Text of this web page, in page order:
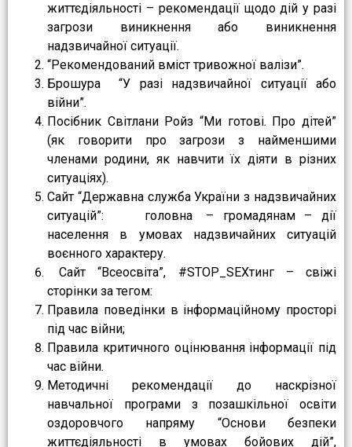
життєдіяльності – рекомендації щодо дій у разі
загрози виникнення або виникнення
надзвичайної ситуації.
“Рекомендований вміст тривожної валізи”.
Брошура “У разі надзвичайної ситуації або
війни”.
Посібник Світлани Ройз “Ми готові. Про дітей”
(як говорити про загрози з найменшими
членами родини, як навчити їх діяти в різних
ситуаціях).
Сайт “Державна служба України з надзвичайних
ситуацій”: головна – громадянам – дії
населення в умовах надзвичайних ситуацій
воєнного характеру.
Сайт “Всеосвіта”, #STOP_SEXтинг – свіжі
сторінки за тегом:
Правила поведінки в інформаційному просторі
під час війни;
Правила критичного оцінювання інформації під
час війни.
Методичні рекомендації до наскрізної
навчальної програми з позашкільної освіти
оздоровчого напряму “Основи безпеки
життєдіяльності в умовах бойових дій”,